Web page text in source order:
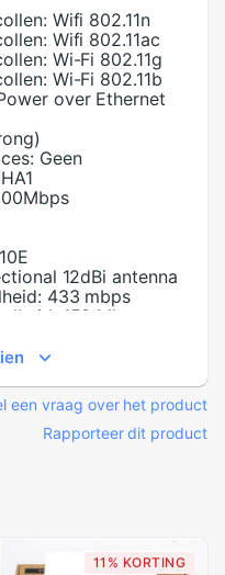
Wifi 802.11n
Wifi 802.11ac
Wi-Fi 802.11g
Wi-Fi 802.11b
over Ethernet
Geen
12dBi antenna
433 mbps
150 Mbps
een vraag over het product
Rapporteer dit product
11% KORTING